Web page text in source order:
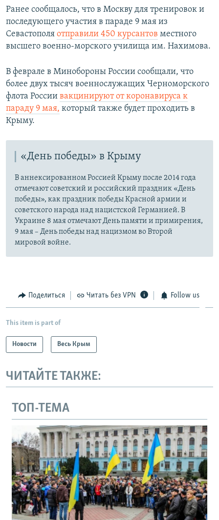
Ранее сообщалось, что в Москву для тренировок и
последующего участия в параде 9 мая из
Севастополя отправили 450 курсантов местного
высшего военно-морского училища им. Нахимова.
В феврале в Минобороны России сообщали, что
более двух тысяч военнослужащих Черноморского
флота России вакцинируют от коронавируса к
параду 9 мая, который также будет проходить в
Крыму.
«День победы» в Крыму
В аннексированном Россией Крыму после 2014 года
отмечают советский и российский праздник «День
победы», как праздник победы Красной армии и
советского народа над нацистской Германией. В
Украине 8 мая отмечают День памяти и примирения,
9 мая – День победы над нацизмом во Второй
мировой войне.
Поделиться Читать без VPN Follow us
This item is part of
Новости Весь Крым
ЧИТАЙТЕ ТАКЖЕ:
ТОП-ТЕМА